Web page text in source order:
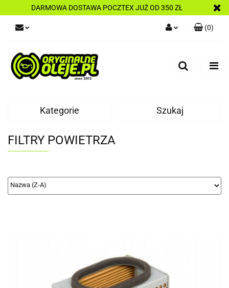
DARMOWA DOSTAWA POCZTEX JUŻ OD 350 ZŁ
(0)
Kategorie Szukaj
FILTRY POWIETRZA